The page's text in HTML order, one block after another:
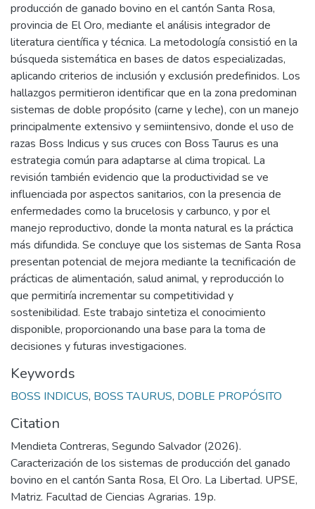
producción de ganado bovino en el cantón Santa Rosa,
provincia de El Oro, mediante el análisis integrador de
literatura científica y técnica. La metodología consistió en la
búsqueda sistemática en bases de datos especializadas,
aplicando criterios de inclusión y exclusión predefinidos. Los
hallazgos permitieron identificar que en la zona predominan
sistemas de doble propósito (carne y leche), con un manejo
principalmente extensivo y semiintensivo, donde el uso de
razas Boss Indicus y sus cruces con Boss Taurus es una
estrategia común para adaptarse al clima tropical. La
revisión también evidencio que la productividad se ve
influenciada por aspectos sanitarios, con la presencia de
enfermedades como la brucelosis y carbunco, y por el
manejo reproductivo, donde la monta natural es la práctica
más difundida. Se concluye que los sistemas de Santa Rosa
presentan potencial de mejora mediante la tecnificación de
prácticas de alimentación, salud animal, y reproducción lo
que permitiría incrementar su competitividad y
sostenibilidad. Este trabajo sintetiza el conocimiento
disponible, proporcionando una base para la toma de
decisiones y futuras investigaciones.
Keywords
BOSS INDICUS, BOSS TAURUS, DOBLE PROPÓSITO
Citation
Mendieta Contreras, Segundo Salvador (2026).
Caracterización de los sistemas de producción del ganado
bovino en el cantón Santa Rosa, El Oro. La Libertad. UPSE,
Matriz. Facultad de Ciencias Agrarias. 19p.